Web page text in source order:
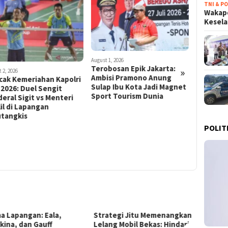
»
1, 2026
Epik Jakarta:
Pramono Anung
Ibu Kota Jadi Magnet
Tourism Dunia
August 1,
Sinergi
Menuju
2026
Jitu Memenangkan
Mobil Bekas: Hindari
Mendorong Pilar Ekonomi:
Strategi Inovatif Pertamina
Silat,
TNI &